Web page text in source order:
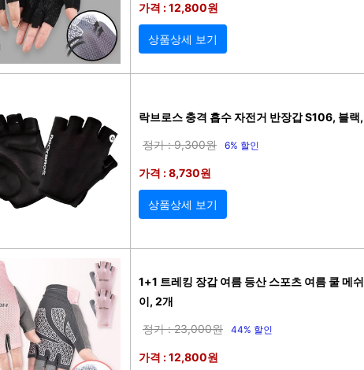
가격 : 12,800원
상품상세 보기
락브로스 충격 흡수 자전거 반장갑 S106, 블랙
정가 : 9,300원 6% 할인
가격 : 8,730원
상품상세 보기
1+1 트레킹 장갑 여름 등산 스포츠 여름 쿨 메
이, 2개
정가 : 23,000원 44% 할인
가격 : 12,800원